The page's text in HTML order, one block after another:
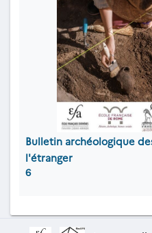
Bulletin archéologique
l'étranger
6